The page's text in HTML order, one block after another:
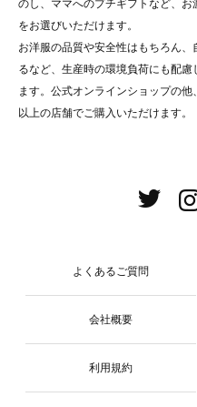
のし、ママへのプチギフトなど、
をお選びいただけます。
お洋服の品質や安全性はもちろん
るなど、生産時の環境負荷にも配
ます。公式オンラインショップの
以上の店舗でご購入いただけます。
よくあるご質問
会社概要
利用規約